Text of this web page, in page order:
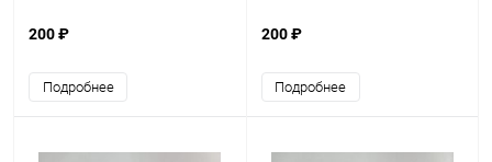
200 ₽
Подробнее
200 ₽
Подробнее